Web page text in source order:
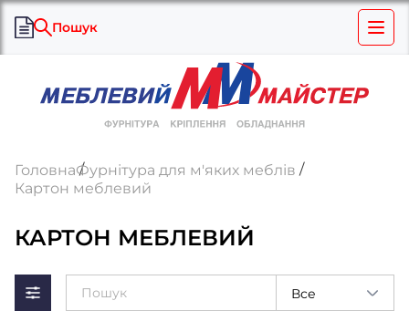
Пошук
ГоловнаФурнітура для м'яких меблів
Картон меблевий
КАРТОН МЕБЛЕВИЙ
Все